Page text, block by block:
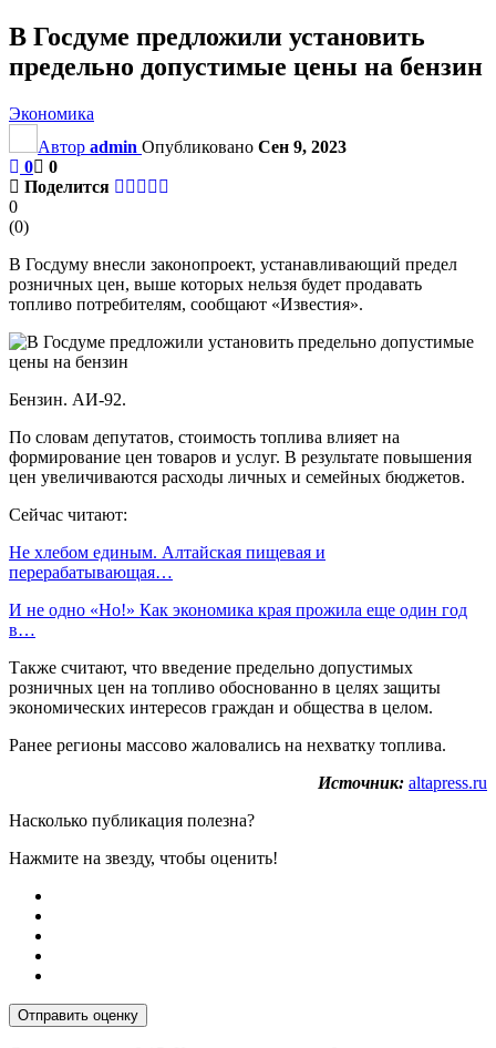
В Госдуме предложили установить
предельно допустимые цены на бензин
Экономика
Автор admin Опубликовано Сен 9, 2023
0
0
Поделится
0
(0)
В Госдуму внесли законопроект, устанавливающий предел
розничных цен, выше которых нельзя будет продавать
топливо потребителям, сообщают «Известия».
Бензин. АИ-92.
По словам депутатов, стоимость топлива влияет на
формирование цен товаров и услуг. В результате повышения
цен увеличиваются расходы личных и семейных бюджетов.
Сейчас читают:
Не хлебом единым. Алтайская пищевая и
перерабатывающая…
И не одно «Но!» Как экономика края прожила еще один год
в…
Также считают, что введение предельно допустимых
розничных цен на топливо обоснованно в целях защиты
экономических интересов граждан и общества в целом.
Ранее регионы массово жаловались на нехватку топлива.
Источник: altapress.ru
Насколько публикация полезна?
Нажмите на звезду, чтобы оценить!
Отправить оценку